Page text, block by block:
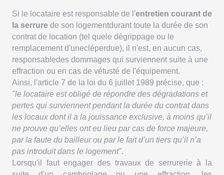
Si le locataire est responsable de l'entretien courant de
la serrure de son logementdurant toute la durée de son
contrat de location (tel quele dégrippage ou le
remplacement d'unecléperdue), il n'est, en aucun cas,
responsabledes dommages qui surviennent suite à une
effraction ou en cas de vétusté de l'équipement.
Ainsi, l'article 7 de la loi du 6 juillet 1989 précise, que :
"le locataire est obligé de répondre des dégradations et
pertes qui surviennent pendant la durée du contrat dans
les locaux dont il a la jouissance exclusive, à moins qu’il
ne prouve qu’elles ont eu lieu par cas de force majeure,
par la faute du bailleur ou par le fait d’un tiers qu’il n’a
pas introduit dans le logement".
Lorsqu'il faut engager des travaux de serrurerie à la